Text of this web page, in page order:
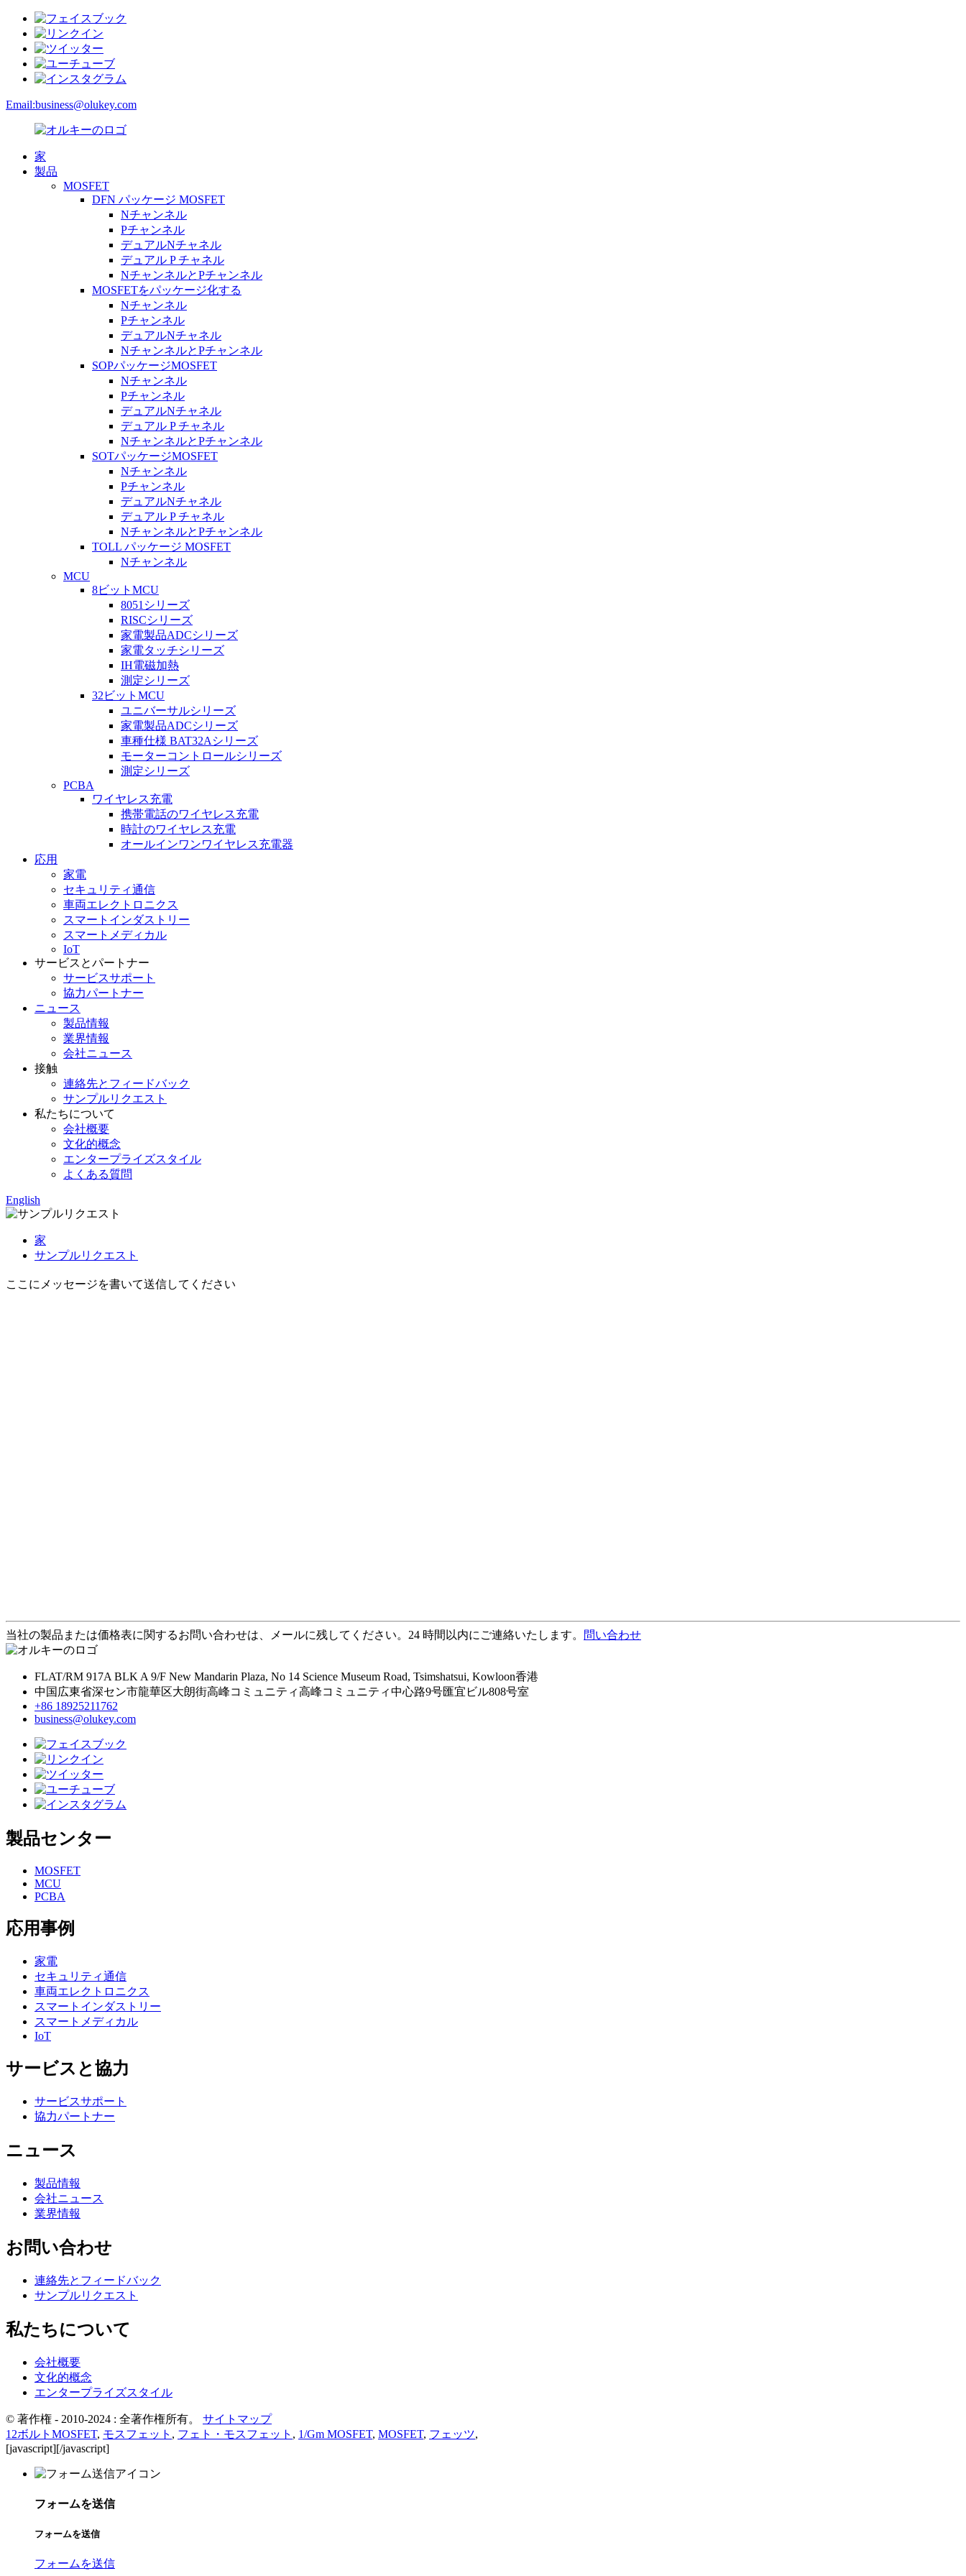
Email:business@olukey.com
家
製品
MOSFET
DFN パッケージ MOSFET
Nチャンネル
Pチャンネル
デュアルNチャネル
デュアル P チャネル
NチャンネルとPチャンネル
MOSFETをパッケージ化する
Nチャンネル
Pチャンネル
デュアルNチャネル
NチャンネルとPチャンネル
SOPパッケージMOSFET
Nチャンネル
Pチャンネル
デュアルNチャネル
デュアル P チャネル
NチャンネルとPチャンネル
SOTパッケージMOSFET
Nチャンネル
Pチャンネル
デュアルNチャネル
デュアル P チャネル
NチャンネルとPチャンネル
TOLL パッケージ MOSFET
Nチャンネル
MCU
8ビットMCU
8051シリーズ
RISCシリーズ
家電製品ADCシリーズ
家電タッチシリーズ
IH電磁加熱
測定シリーズ
32ビットMCU
ユニバーサルシリーズ
家電製品ADCシリーズ
車種仕様 BAT32Aシリーズ
モーターコントロールシリーズ
測定シリーズ
PCBA
ワイヤレス充電
携帯電話のワイヤレス充電
時計のワイヤレス充電
オールインワンワイヤレス充電器
応用
家電
セキュリティ通信
車両エレクトロニクス
スマートインダストリー
スマートメディカル
IoT
サービスとパートナー
サービスサポート
協力パートナー
ニュース
製品情報
業界情報
会社ニュース
接触
連絡先とフィードバック
サンプルリクエスト
私たちについて
会社概要
文化的概念
エンタープライズスタイル
よくある質問
English
家
サンプルリクエスト
ここにメッセージを書いて送信してください
当社の製品または価格表に関するお問い合わせは、メールに残してください。24 時間以内にご連絡いたします。 問い合わせ
FLAT/RM 917A BLK A 9/F New Mandarin Plaza, No 14 Science Museum Road, Tsimshatsui, Kowloon香港
中国広東省深セン市龍華区大朗街高峰コミュニティ高峰コミュニティ中心路9号匯宜ビル808号室
+86 18925211762
business@olukey.com
製品センター
MOSFET
MCU
PCBA
応用事例
家電
セキュリティ通信
車両エレクトロニクス
スマートインダストリー
スマートメディカル
IoT
サービスと協力
サービスサポート
協力パートナー
ニュース
製品情報
会社ニュース
業界情報
お問い合わせ
連絡先とフィードバック
サンプルリクエスト
私たちについて
会社概要
文化的概念
エンタープライズスタイル
© 著作権 - 2010-2024 : 全著作権所有。
サイトマップ
12ボルトMOSFET, モスフェット , フェト・モスフェット , 1/Gm MOSFET, MOSFET, フェッツ,
[javascript][/javascript]
フォームを送信
フォームを送信
フォームを送信